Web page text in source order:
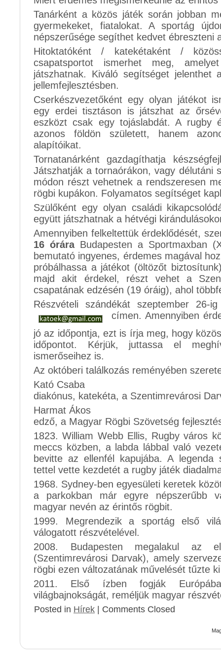
Tanárként a közös játék során jobban
gyermekeket, fiatalokat. A sportág
népszerűsége segíthet kedvet ébreszteni
Hitoktatóként / katekétaként /
csapatsportot ismerhet meg,
játszhatnak. Kiváló segítséget jelenthet
jellemfejlesztésben.
Cserkészvezetőként egy olyan játékot
egy erdei tisztáson is játszhat az
eszközt csak egy tojáslabdát. A rugby
azonos földön született, hanem
alapítóikat.
Tornatanárként gazdagíthatja
Játszhatják a tornaórákon, vagy délutáni
módon részt vehetnek a rendszeresen
rögbi kupákon. Folyamatos segítséget
Szülőként egy olyan családi
együtt játszhatnak a hétvégi
Amennyiben felkeltettük érdeklődését,
16 óráraBudapesten a Sportmaxban
bemutató ingyenes, érdemes magával
próbálhassa a játékot (öltözőt
majd akit érdekel, részt vehet a
csapatának edzésén (19 óráig), ahol
Részvételi szándékát szeptember 26-
címen. Amennyiben
jó az időpontja, ezt is írja meg, hogy
időpontot. Kérjük, juttassa el
ismerőseihez is.
Az októberi találkozás reményében
Kató Csaba
diakónus, katekéta, a Szentimrevárosi
Harmat Ákos
edző, a Magyar Rögbi Szövetség
1823. William Webb Ellis, Rugby város
meccs közben, a labda lábbal való
bevitte az ellenfél kapujába. A legenda
tettel vette kezdetét a rugby játék
1968. Sydney-ben egyesületi keretek
a parkokban már egyre népszerűbb
magyar nevén az érintős rögbit.
1999. Megrendezik a sportág első
válogatott részvételével.
2008. Budapesten megalakul az
(Szentimrevárosi Darvak), amely
rögbi ezen változatának művelését tűzte
2011. Első ízben fogják
világbajnokságát, reméljük magyar
Posted in Hírek Comments Closed